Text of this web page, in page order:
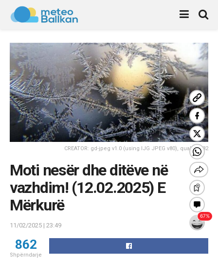
CREATOR: gd-jpeg v1.0 (using IJG JPEG v80), quality = 82
Moti nesër dhe ditëve në
vazhdim! (12.02.2025) E
Mërkurë
11/02/2025 | 23:49
862
Shpërndarje